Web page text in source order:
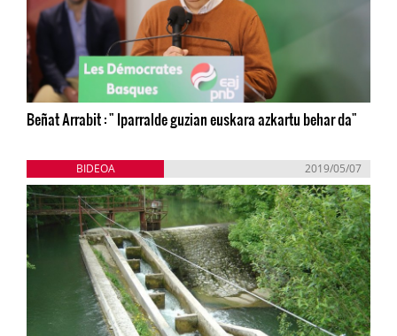
Beñat Arrabit : " Iparralde guzian euskara azkartu behar da"
BIDEOA 2019/05/07